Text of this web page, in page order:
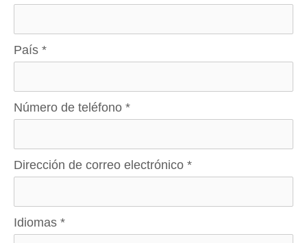
País *
Número de teléfono *
Dirección de correo electrónico *
Idiomas *